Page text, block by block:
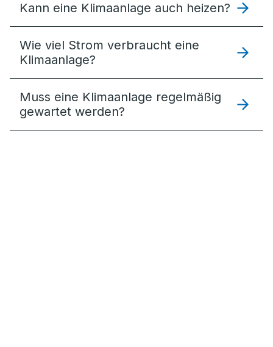
Kann eine Klimaanlage auch heizen?
Wie viel Strom verbraucht eine
Klimaanlage?
Muss eine Klimaanlage regelmäßig
gewartet werden?